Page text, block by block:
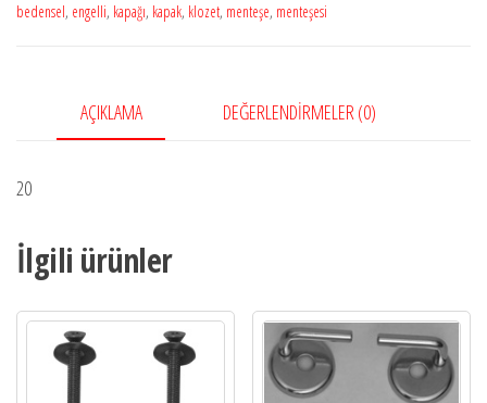
bedensel, engelli, kapağı, kapak, klozet, menteşe, menteşesi
AÇIKLAMA DEĞERLENDIRMELER (0)
20
İlgili ürünler